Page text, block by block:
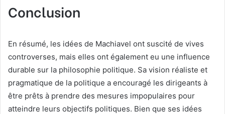
Conclusion
En résumé, les idées de Machiavel ont suscité de vives
controverses, mais elles ont également eu une influence
durable sur la philosophie politique. Sa vision réaliste et
pragmatique de la politique a encouragé les dirigeants à
être prêts à prendre des mesures impopulaires pour
atteindre leurs objectifs politiques. Bien que ses idées